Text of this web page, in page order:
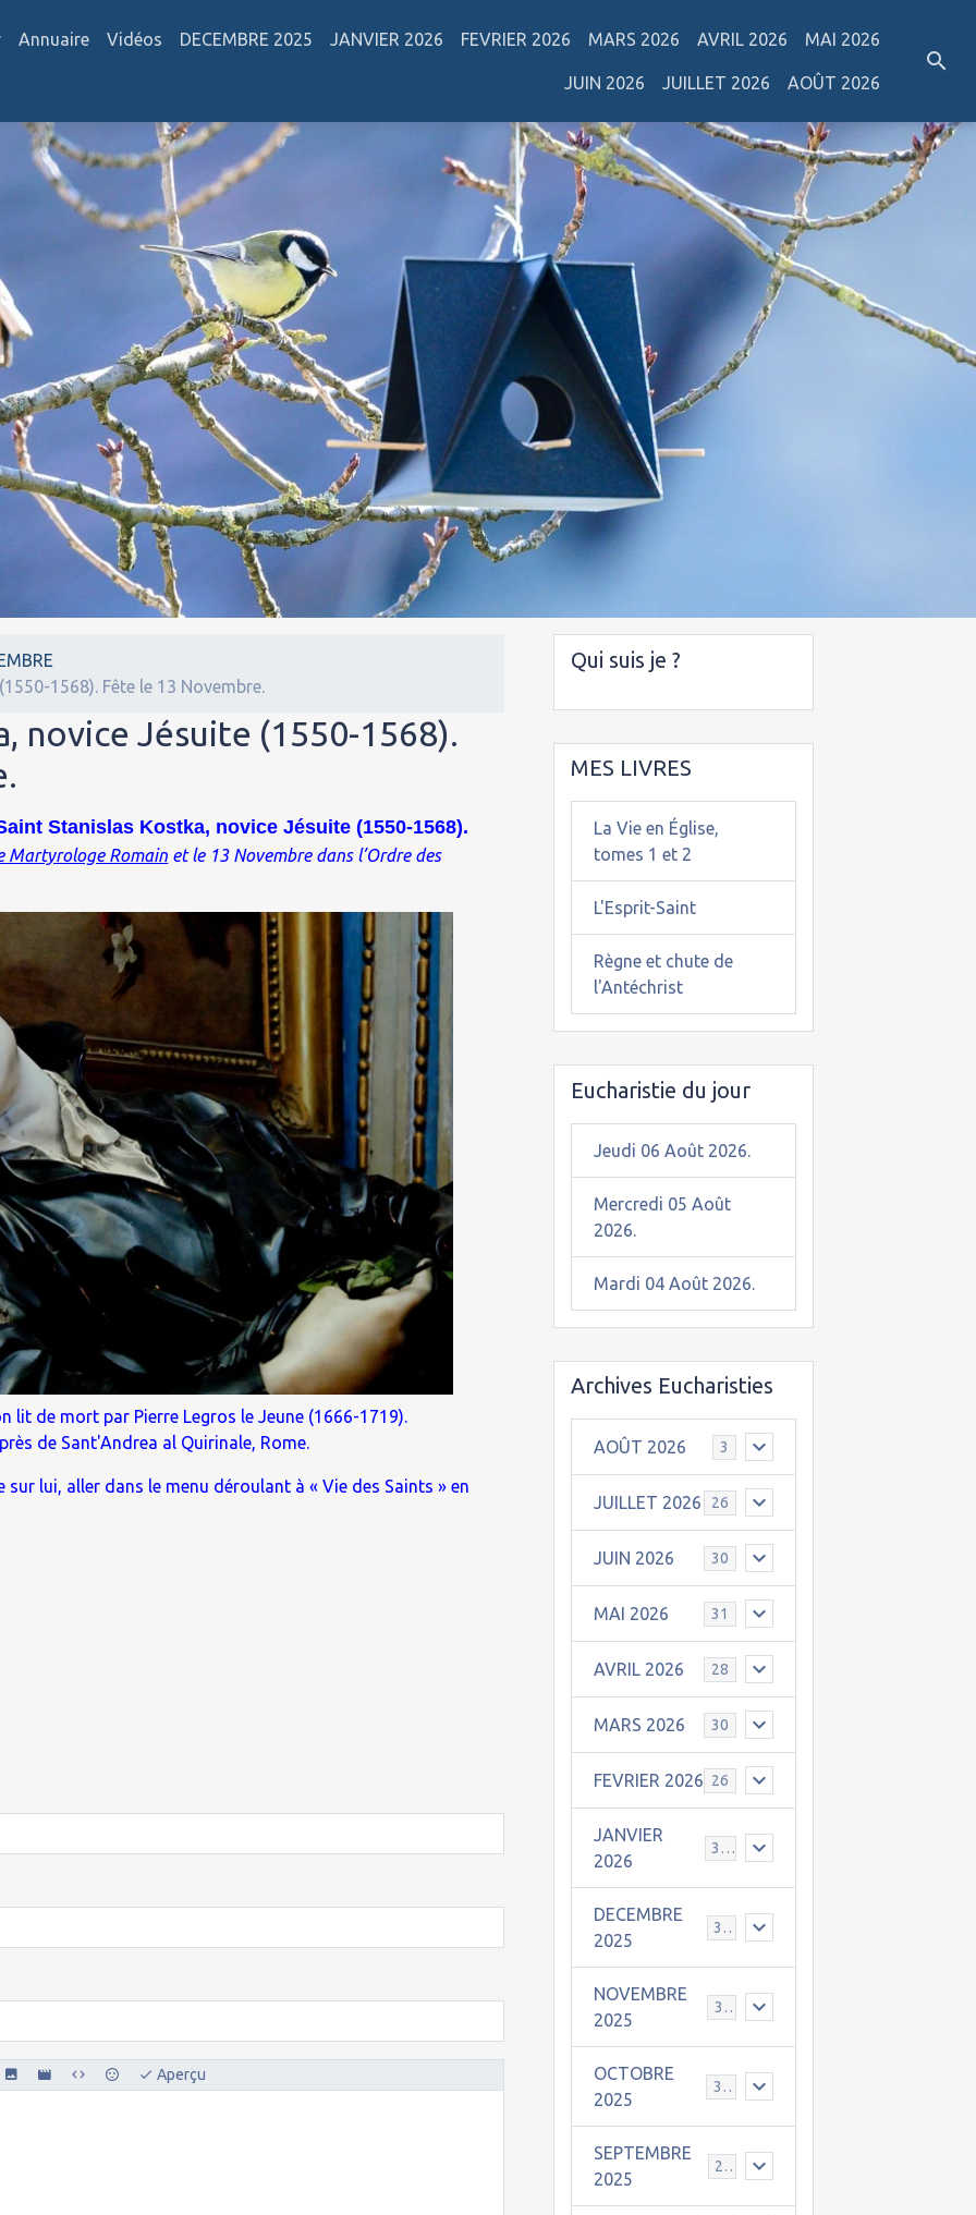
Annuaire Vidéos DECEMBRE 2025 JANVIER 2026 FEVRIER 2026 MARS 2026 AVRIL 2026 MAI 2026
JUIN 2026 JUILLET 2026 AOÛT 2026
1568). Fête le 13 Novembre.
novice Jésuite (1550-1568).
Stanislas Kostka, novice Jésuite (1550-1568).
Martyrologe Romain et le 13 Novembre dans l’Ordre des
lit de mort par Pierre Legros le Jeune (1666-1719).
de Sant'Andrea al Quirinale, Rome.
lui, aller dans le menu déroulant à « Vie des Saints » en
Aperçu
Qui suis je ?
MES LIVRES
La Vie en Église,
tomes 1 et 2
L'Esprit-Saint
Règne et chute de
l'Antéchrist
Eucharistie du jour
Jeudi 06 Août 2026.
Mercredi 05 Août
2026.
Mardi 04 Août 2026.
Archives Eucharisties
AOÛT 2026 3
JUILLET 2026 26
JUIN 2026 30
MAI 2026 31
AVRIL 2026 28
MARS 2026 30
FEVRIER 2026 26
JANVIER
2026
31
DECEMBRE
2025
30
NOVEMBRE
2025
30
OCTOBRE
2025
31
SEPTEMBRE
2025
25